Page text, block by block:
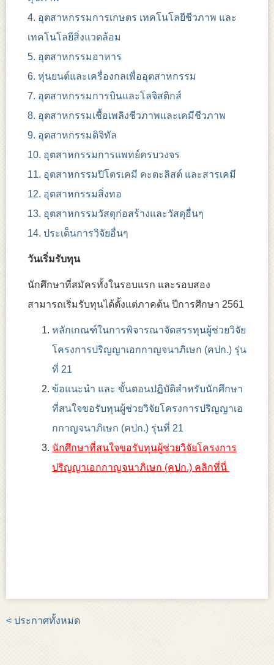
4. อุตสาหกรรมการเกษตร เทคโนโลยีชีวภาพ และ
เทคโนโลยีสิ่งแวดล้อม
5. อุตสาหกรรมอาหาร
6. หุ่นยนต์และเครื่องกลเพื่ออุตสาหกรรม
7. อุตสาหกรรมการบินและโลจิสติกส์
8. อุตสาหกรรมเชื้อเพลิงชีวภาพและเคมีชีวภาพ
9. อุตสาหกรรมดิจิทัล
10. อุตสาหกรรมการแพทย์ครบวงจร
11. อุตสาหกรรมปิโตรเคมี คะตะลิสต์ และสารเคมี
12. อุตสาหกรรมสิ่งทอ
13. อุตสาหกรรมวัสดุก่อสร้างและวัสดุอื่นๆ
14. ประเด็นการวิจัยอื่นๆ
วันเริ่มรับทุน
นักศึกษาที่สมัครทั้งในรอบแรก และรอบสอง
สามารถเริ่มรับทุนได้ตั้งแต่ภาคต้น ปีการศึกษา 2561
หลักเกณฑ์ในการพิจารณาจัดสรรทุนผู้ช่วยวิจัย
โครงการปริญญาเอกกาญจนาภิเษก (คปก.) รุ่น
ที่ 21
ข้อแนะนำ และ ขั้นตอนปฏิบัติสำหรับนักศึกษา
ที่สนใจขอรับทุนผู้ช่วยวิจัยโครงการปริญญาเอ
กกาญจนาภิเษก (คปก.) รุ่นที่ 21
นักศึกษาที่สนใจขอรับทุนผู้ช่วยวิจัยโครงการ
ปริญญาเอกกาญจนาภิเษก (คปก.) คลิกที่นี่
< ประกาศทั้งหมด